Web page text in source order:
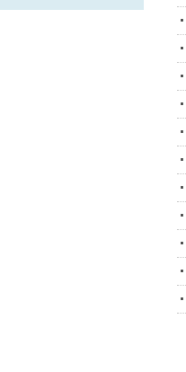
넷
넷
넷
넷
넷
넷
넷
넷
넷
넷
넷